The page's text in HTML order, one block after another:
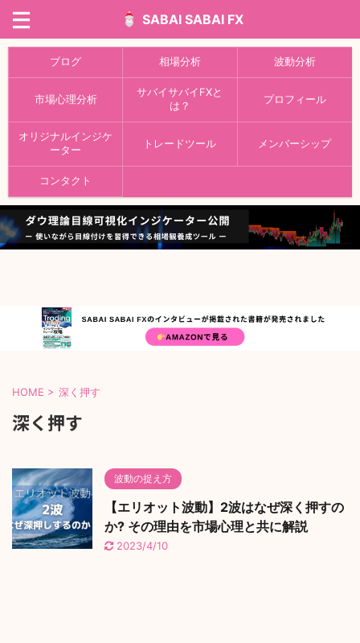
SABAI SABAI FX
ブログ 相場分析 波動分析
市場心理分析
サバイサバイFXと
は？
プロフィール
オリジナルインジケ
ーター
トレードツール メンバーシップ
コンタクト
HOME > 深く押す
深く押す
波動の捉え方
【エリオット波動】2波はなぜ深く押すの
か? その理由を市場心理と共に解説
2023/4/10